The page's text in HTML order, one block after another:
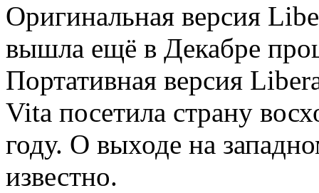
Оригинальная версия
вышла ещё в Декабре
Портативная версия
Vita посетила страну
году. О выходе на
известно.